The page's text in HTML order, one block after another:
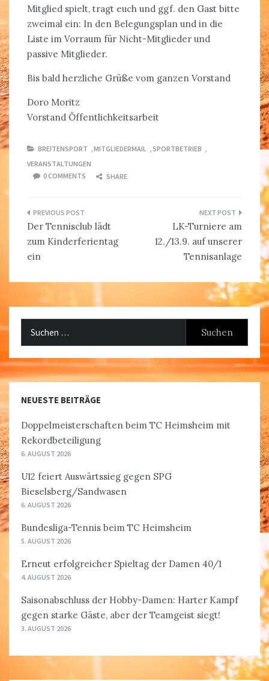
Mitglied spielt, tragt euch und ggf. den Gast bitte
zweimal ein: In den Belegungsplan und in die
Liste im Vorraum für Nicht-Mitglieder und
passive Mitglieder.
Bis bald herzliche Grüße vom ganzen Vorstand
Doro Moritz
Vorstand Öffentlichkeitsarbeit
BREITENSPORT MITGLIEDERMAIL SPORTBETRIEB
VERANSTALTUNGEN
0 COMMENTS
SHARE
Beitragsnavigation
Der Tennisclub lädt
zum Kinderferientag
ein
LK-Turniere am
12./13.9. auf unserer
Tennisanlage
NEUESTE BEITRÄGE
Doppelmeisterschaften beim TC Heimsheim mit
Rekordbeteiligung
6. AUGUST 2026
U12 feiert Auswärtssieg gegen SPG
Bieselsberg/Sandwasen
6. AUGUST 2026
Bundesliga-Tennis beim TC Heimsheim
5. AUGUST 2026
Erneut erfolgreicher Spieltag der Damen 40/1
4. AUGUST 2026
Saisonabschluss der Hobby-Damen: Harter Kampf
gegen starke Gäste, aber der Teamgeist siegt!
3. AUGUST 2026